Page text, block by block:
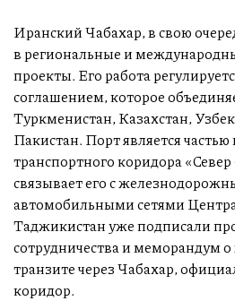
Иранский Чабахар, в свою
в региональные и
проекты. Его работа
соглашением, которое
Туркменистан, Казахстан,
Пакистан. Порт является
транспортного коридора
связывает его с
автомобильными сетями
Таджикистан уже подписали
сотрудничества и меморандум
транзите через Чабахар,
коридор.